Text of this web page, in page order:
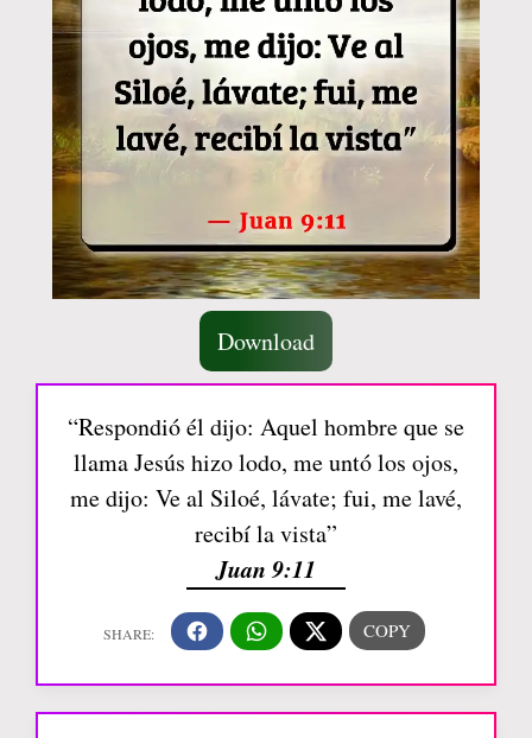
Download
“Respondió él dijo: Aquel hombre que se
llama Jesús hizo lodo, me untó los ojos,
me dijo: Ve al Siloé, lávate; fui, me lavé,
recibí la vista”
Juan 9:11